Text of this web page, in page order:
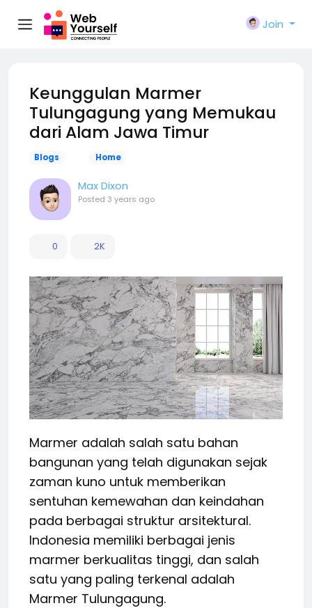
Join
Keunggulan Marmer
Tulungagung yang Memukau
dari Alam Jawa Timur
Blogs Home
Max Dixon
Posted 3 years ago
0 2K
Marmer adalah salah satu bahan
bangunan yang telah digunakan sejak
zaman kuno untuk memberikan
sentuhan kemewahan dan keindahan
pada berbagai struktur arsitektural.
Indonesia memiliki berbagai jenis
marmer berkualitas tinggi, dan salah
satu yang paling terkenal adalah
Marmer Tulungagung.